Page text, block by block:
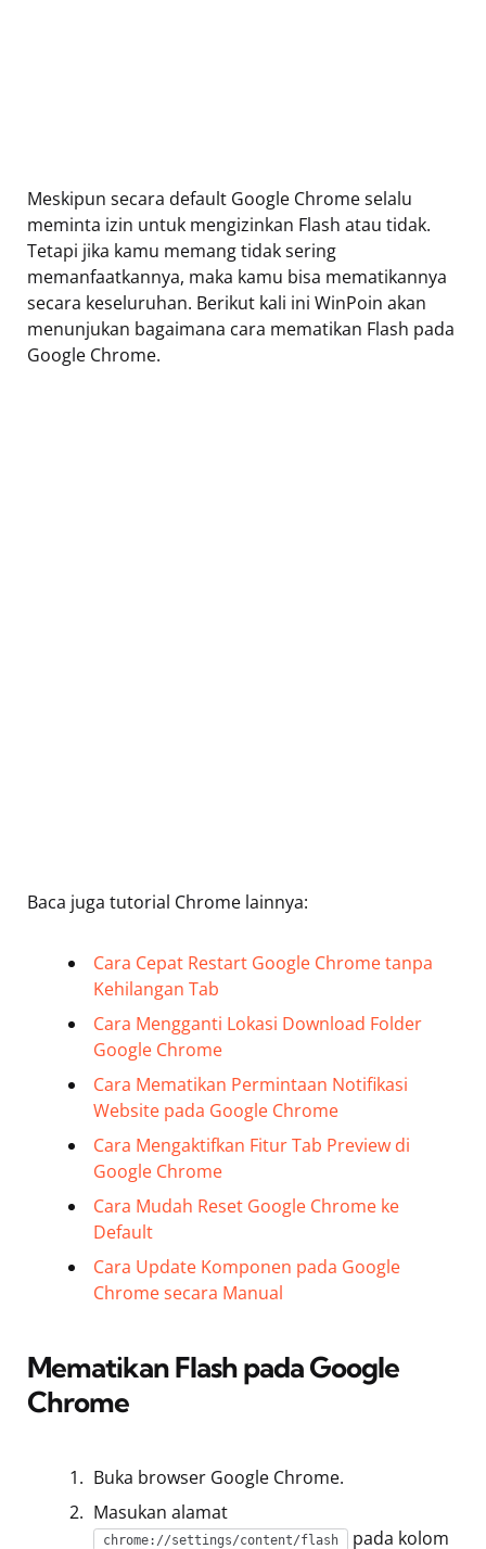
Meskipun secara default Google Chrome selalu
meminta izin untuk mengizinkan Flash atau tidak.
Tetapi jika kamu memang tidak sering
memanfaatkannya, maka kamu bisa mematikannya
secara keseluruhan. Berikut kali ini WinPoin akan
menunjukan bagaimana cara mematikan Flash pada
Google Chrome.
Baca juga tutorial Chrome lainnya:
Cara Cepat Restart Google Chrome tanpa
Kehilangan Tab
Cara Mengganti Lokasi Download Folder
Google Chrome
Cara Mematikan Permintaan Notifikasi
Website pada Google Chrome
Cara Mengaktifkan Fitur Tab Preview di
Google Chrome
Cara Mudah Reset Google Chrome ke
Default
Cara Update Komponen pada Google
Chrome secara Manual
Mematikan Flash pada Google
Chrome
Buka browser Google Chrome.
Masukan alamat
chrome://settings/content/flash pada kolom